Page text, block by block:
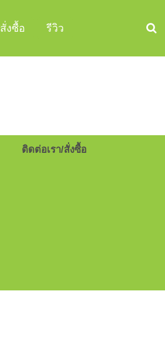
งซื้อ รีวิว
ติดต่อเรา/สั่งซื้อ